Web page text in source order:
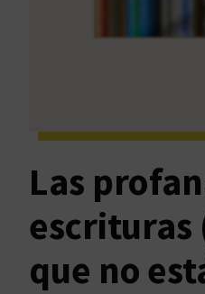
Las
escrituras
que no